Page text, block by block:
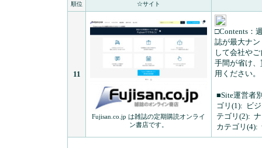
順位 ☆サイト
11
Fujisan.co.jp は雑誌の定期購読オンライ
ン書店です。
□Contents：
誌が最大ナン
して会社や
手間が省け
用ください。
■Site運営者
ゴリ(1): ビ
テゴリ(2):
カテゴリ(4):